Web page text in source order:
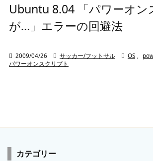
Ubuntu 8.04 「パワーオン
が…」エラーの回避法
 2009/04/26  サッカー/フットサル  OS
パワーオンスクリプト
カテゴリー